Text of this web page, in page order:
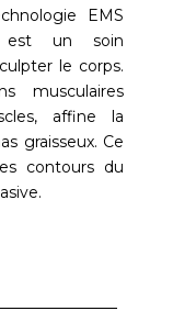
EMS
est un soin
le corps.
musculaires
affine la
graisseux. Ce
contours du